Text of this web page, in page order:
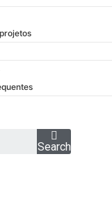
Search